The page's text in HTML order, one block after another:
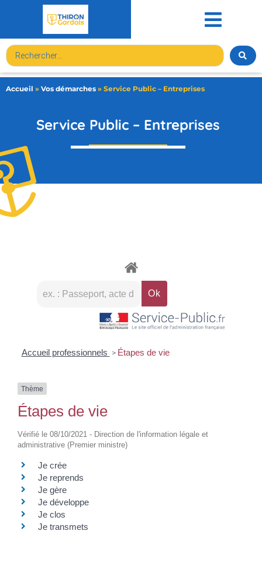
Accueil » Vos démarches » Service Public – Entreprises
Service Public – Entreprises
Accueil professionnels > Étapes de vie
Thème
Étapes de vie
Vérifié le 08/10/2021 - Direction de l'information légale et
administrative (Premier ministre)
Je crée
Je reprends
Je gère
Je développe
Je clos
Je transmets